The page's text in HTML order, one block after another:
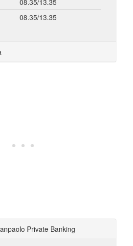
08.35/13.35
08.35/13.35
Private Banking